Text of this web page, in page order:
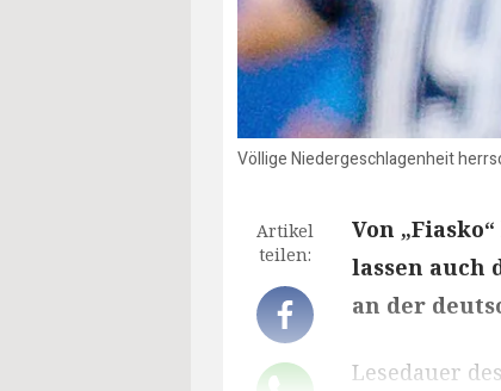
Völlige Niedergeschlagenheit
Artikel
teilen:
Von
lassen auch
an der
Lesedauer